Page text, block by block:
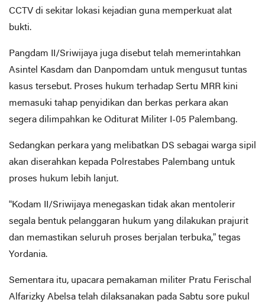
CCTV di sekitar lokasi kejadian guna memperkuat alat
bukti.
Pangdam II/Sriwijaya juga disebut telah memerintahkan
Asintel Kasdam dan Danpomdam untuk mengusut tuntas
kasus tersebut. Proses hukum terhadap Sertu MRR kini
memasuki tahap penyidikan dan berkas perkara akan
segera dilimpahkan ke Oditurat Militer I-05 Palembang.
Sedangkan perkara yang melibatkan DS sebagai warga sipil
akan diserahkan kepada Polrestabes Palembang untuk
proses hukum lebih lanjut.
“Kodam II/Sriwijaya menegaskan tidak akan mentolerir
segala bentuk pelanggaran hukum yang dilakukan prajurit
dan memastikan seluruh proses berjalan terbuka,” tegas
Yordania.
Sementara itu, upacara pemakaman militer Pratu Ferischal
Alfarizky Abelsa telah dilaksanakan pada Sabtu sore pukul